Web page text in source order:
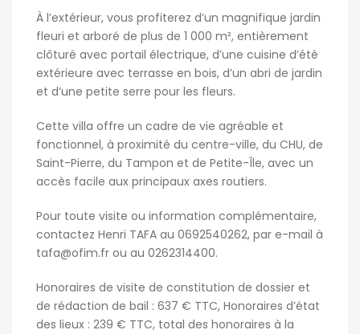
À l’extérieur, vous profiterez d’un magnifique jardin
fleuri et arboré de plus de 1 000 m², entièrement
clôturé avec portail électrique, d’une cuisine d’été
extérieure avec terrasse en bois, d’un abri de jardin
et d’une petite serre pour les fleurs.
Cette villa offre un cadre de vie agréable et
fonctionnel, à proximité du centre-ville, du CHU, de
Saint-Pierre, du Tampon et de Petite-Île, avec un
accès facile aux principaux axes routiers.
Pour toute visite ou information complémentaire,
contactez Henri TAFA au 0692540262, par e-mail à
tafa@ofim.fr ou au 0262314400.
Honoraires de visite de constitution de dossier et
de rédaction de bail : 637 € TTC, Honoraires d’état
des lieux : 239 € TTC, total des honoraires à la